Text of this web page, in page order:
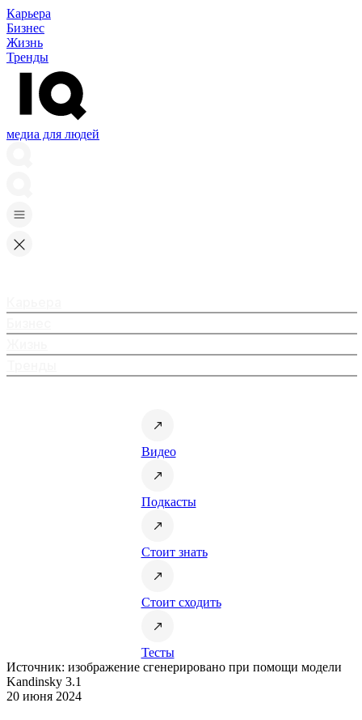
Карьера
Бизнес
Жизнь
Тренды
медиа для людей
Видео
Подкасты
Стоит знать
Стоит сходить
Тесты
Источник: изображение сгенерировано при помощи модели
Kandinsky 3.1
20 июня 2024